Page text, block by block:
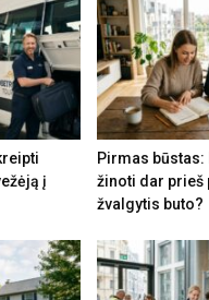
į
Pirmas būstas:
žinoti dar prieš
žvalgytis buto?